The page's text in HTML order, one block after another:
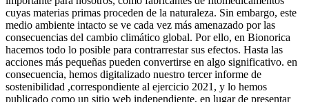
cuyas materias primas proceden de la naturaleza. Sin embargo, este
medio ambiente intacto se ve cada vez más amenazado por las
consecuencias del cambio climático global. Por ello, en Bionorica
hacemos todo lo posible para contrarrestar sus efectos. Hasta las
acciones más pequeñas pueden convertirse en algo significativo. en
consecuencia, hemos digitalizado nuestro tercer informe de
sostenibilidad ,correspondiente al ejercicio 2021, y lo hemos
publicado como un sitio web independiente, en lugar de presentar